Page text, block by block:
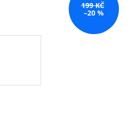
199 KČ
–20 %
NA OČI